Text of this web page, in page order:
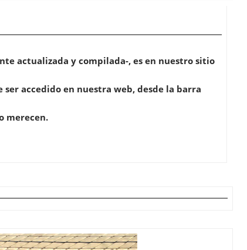
actualizada y compilada-, es en nuestro sitio
accedido en nuestra web, desde la barra
merecen.